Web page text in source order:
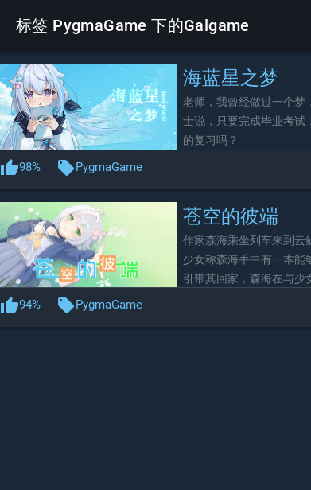
标签 PygmaGame 下的Galgame
海蓝星之梦
老师，我曾经做过一个梦
士说，只要完成毕业考试
的复习吗？
thumb_up98% local_offerPygmaGame
苍空的彼端
作家森海乘坐列车来到云
少女称森海手中有一本能
引带其回家，森海在与少
thumb_up94% local_offerPygmaGame